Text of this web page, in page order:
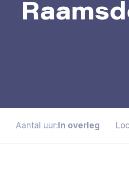
Aantal uur:In overleg